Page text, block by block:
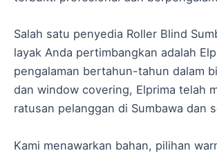
Salah satu penyedia Roller Blind
layak Anda pertimbangkan adalah
pengalaman bertahun-tahun dalam
dan window covering, Elprima telah
ratusan pelanggan di Sumbawa dan
Kami menawarkan bahan, pilihan